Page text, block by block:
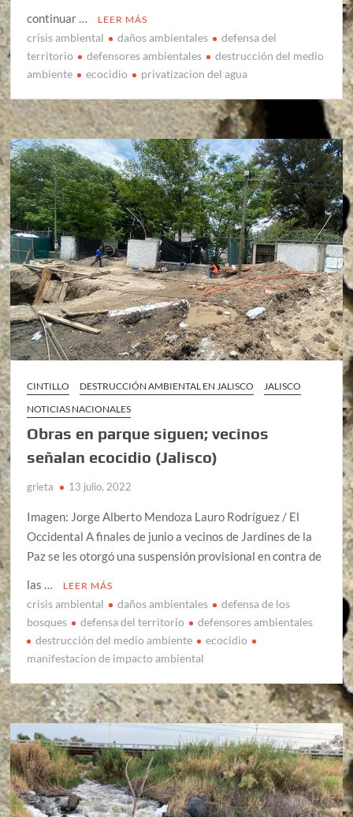
continuar …
LEER MÁS
crisis ambiental daños ambientales
defensa del
territorio
defensores ambientales
destrucción del medio
ambiente
ecocidio privatizacion del agua
CINTILLO DESTRUCCIÓN AMBIENTAL EN JALISCO
JALISCO
NOTICIAS NACIONALES
Obras en parque siguen; vecinos
señalan ecocidio (Jalisco)
grieta 13 julio, 2022
Imagen: Jorge Alberto Mendoza Lauro Rodríguez / El
Occidental A finales de junio a vecinos de Jardines de la
Paz se les otorgó una suspensión provisional en contra de
las …
LEER MÁS
crisis ambiental daños ambientales
defensa de los
bosques
defensa del territorio
defensores ambientales
destrucción del medio ambiente
ecocidio
manifestacion de impacto ambiental